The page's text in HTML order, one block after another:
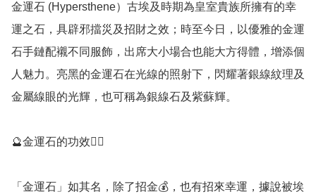
金運石 (Hypersthene）古埃及時期為皇室貴族所擁有的幸
運之石，具辟邪擋災及招財之效；時至今日，以優雅的金運
石手鏈配襯不同服飾，出席大小場合也能大方得體，增添個
人魅力。亮黑的金運石在光線的照射下，閃耀著銀線紋理及
金屬線眼的光輝，也可稱為銀線石及紫蘇輝。
🔮金運石的功效💁‍♀️
「金運石」如其名，除了招金💰，也有招來幸運，據說被埃